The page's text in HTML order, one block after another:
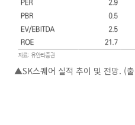
▲SK스퀘어 실적 추이 및 전망. (